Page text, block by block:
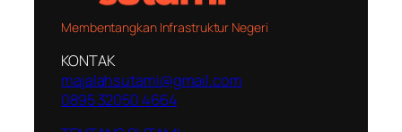
Membentangkan Infrastruktur Negeri
KONTAK
majalahsutami@gmail.com
0895 32050 4664